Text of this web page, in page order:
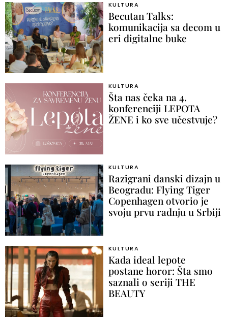
KULTURA
Becutan Talks:
komunikacija sa decom u
eri digitalne buke
KULTURA
Šta nas čeka na 4.
konferenciji LEPOTA
ŽENE i ko sve učestvuje?
KULTURA
Razigrani danski dizajn u
Beogradu: Flying Tiger
Copenhagen otvorio je
svoju prvu radnju u Srbiji
KULTURA
Kada ideal lepote
postane horor: Šta smo
saznali o seriji THE
BEAUTY